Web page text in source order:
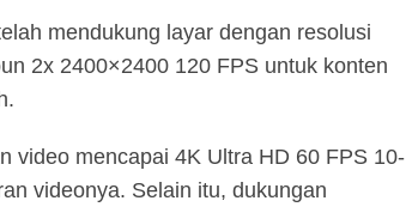
mendukung layar dengan resolusi
2x 2400×2400 120 FPS untuk konten
video mencapai 4K Ultra HD 60 FPS 10-
videonya. Selain itu, dukungan